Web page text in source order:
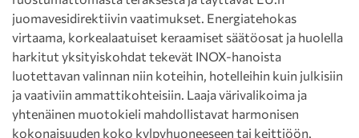
juomavesidirektiivin vaatimukset. Energiatehokas
virtaama, korkealaatuiset keraamiset säätöosat ja huolella
harkitut yksityiskohdat tekevät INOX-hanoista
luotettavan valinnan niin koteihin, hotelleihin kuin julkisiin
ja vaativiin ammattikohteisiin. Laaja värivalikoima ja
yhtenäinen muotokieli mahdollistavat harmonisen
kokonaisuuden koko kylpyhuoneeseen tai keittiöön.